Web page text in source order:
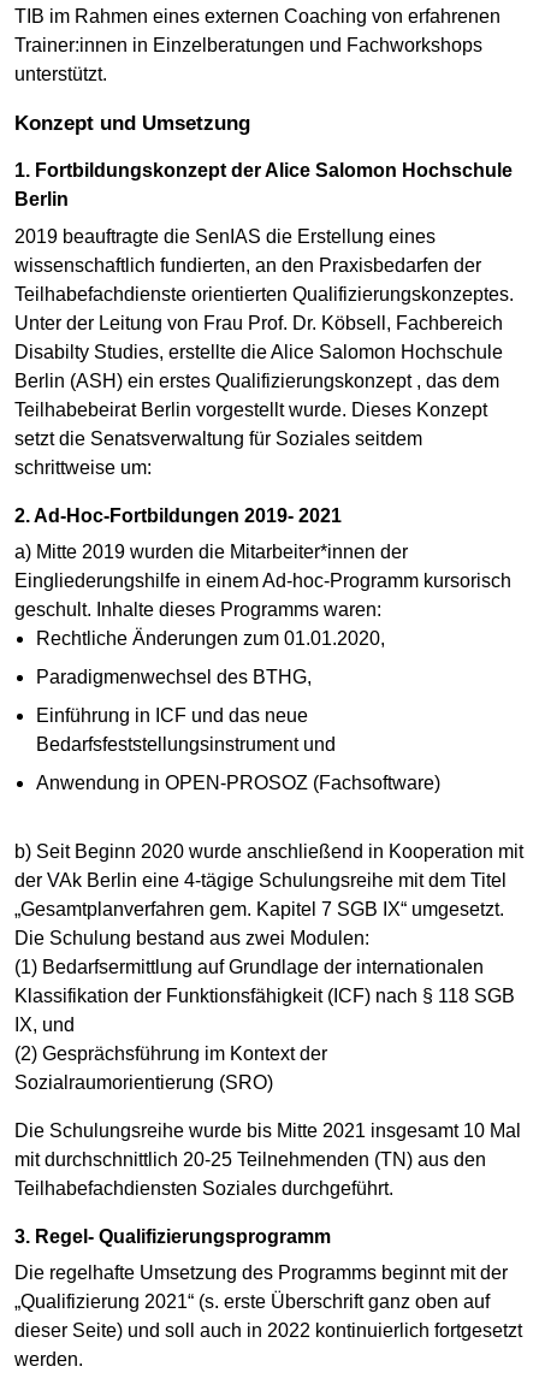
TIB im Rahmen eines externen Coaching von erfahrenen
Trainer:innen in Einzelberatungen und Fachworkshops
unterstützt.
Konzept und Umsetzung
1. Fortbildungskonzept der Alice Salomon Hochschule
Berlin
2019 beauftragte die SenIAS die Erstellung eines
wissenschaftlich fundierten, an den Praxisbedarfen der
Teilhabefachdienste orientierten Qualifizierungskonzeptes.
Unter der Leitung von Frau Prof. Dr. Köbsell, Fachbereich
Disabilty Studies, erstellte die Alice Salomon Hochschule
Berlin (ASH) ein erstes Qualifizierungskonzept , das dem
Teilhabebeirat Berlin vorgestellt wurde. Dieses Konzept
setzt die Senatsverwaltung für Soziales seitdem
schrittweise um:
2. Ad-Hoc-Fortbildungen 2019- 2021
a) Mitte 2019 wurden die Mitarbeiter*innen der
Eingliederungshilfe in einem Ad-hoc-Programm kursorisch
geschult. Inhalte dieses Programms waren:
Rechtliche Änderungen zum 01.01.2020,
Paradigmenwechsel des BTHG,
Einführung in ICF und das neue
Bedarfsfeststellungsinstrument und
Anwendung in OPEN-PROSOZ (Fachsoftware)
b) Seit Beginn 2020 wurde anschließend in Kooperation mit
der VAk Berlin eine 4-tägige Schulungsreihe mit dem Titel
„Gesamtplanverfahren gem. Kapitel 7 SGB IX“ umgesetzt.
Die Schulung bestand aus zwei Modulen:
(1) Bedarfsermittlung auf Grundlage der internationalen
Klassifikation der Funktionsfähigkeit (ICF) nach § 118 SGB
IX, und
(2) Gesprächsführung im Kontext der
Sozialraumorientierung (SRO)
Die Schulungsreihe wurde bis Mitte 2021 insgesamt 10 Mal
mit durchschnittlich 20-25 Teilnehmenden (TN) aus den
Teilhabefachdiensten Soziales durchgeführt.
3. Regel- Qualifizierungsprogramm
Die regelhafte Umsetzung des Programms beginnt mit der
„Qualifizierung 2021“ (s. erste Überschrift ganz oben auf
dieser Seite) und soll auch in 2022 kontinuierlich fortgesetzt
werden.